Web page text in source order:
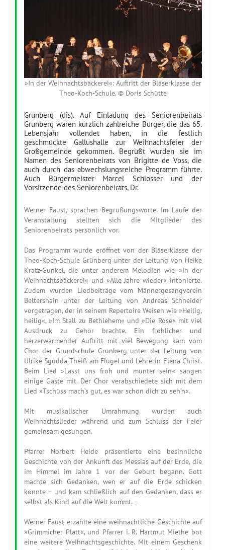
»In der Weihnachtsbäckerei«: Auftritt der Bläserklasse der
Theo-Koch-Schule. © Doris Schütte
Grünberg (dis). Auf Einladung des Seniorenbeirats
Grünberg waren kürzlich zahlreiche Bürger, die das 65.
Lebensjahr vollendet haben, in die festlich
geschmückte Gallushalle zur Weihnachtsfeier der
Großgemeinde gekommen. Begrüßt wurden sie im
Namen des Seniorenbeirats von Brigitte de Voss, die
auch durch das abwechslungsreiche Programm führte.
Auch Bürgermeister Marcel Schlosser und der
Vorsitzende des Seniorenbeirats, Dr.
Werner Faust, sprachen Begrüßungsworte. Im Laufe der
Veranstaltung stellten sich die Mitglieder des
Seniorenbeirats persönlich vor.
Das Programm wurde eröffnet von der Bläserklasse der
Theo-Koch-Schule Grünberg unter der Leitung von Heike
Kratz-Gunkel, die unter anderem Melodien wie »In der
Weihnachtsbäckerei« und »Alle Jahre wieder« intonierte.
Zudem wurden Liedbeiträge vom Männergesangverein
Beltershain unter der Leitung von Andreas Schneider
vorgetragen, der in seinem Repertoire Weisen wie »Heilig,
heilig«, »Im Stall zu Bethlehem« und »Die Rose« mit viel
Ausdruck zu Gehör brachte. Ein fröhlicher und
herzerwärmender Auftritt mit viel Bewegung kam vom
Chor der Grundschule Grünberg unter der Leitung von
Ulrike Sgodda-Theiß am Flügel und Lehrerin Elena Christ.
Beim Lied »Lasst uns froh und munter sein« sangen
einige Gäste mit. Der Chor verabschiedete sich mit dem
Lied »Tschüss mach’s gut, es war schön dich zu seh’n«.
Mit musikalischer Umrahmung wurden auch
Weihnachtslieder während und zum Schluss der Feier
gemeinsam gesungen.
Pfarrer Norbert Heide präsentierte eine besinnliche
Geschichte von der Ankunft des Messias auf der Erde, die
im Himmel im Jahre 1 vor der Geburt begann. Gott
machte sich Gedanken, wen er auf die Erde schicken
könnte – und kam schließlich auf den Gedanken, dass er
selbst als Kind auf die Welt kommt. –
Werner Faust erzählte eine weihnachtliche Geschichte auf
»Grimmicher Platt«, und Pfarrer i. R. Hartmut Miethe bot
eine weitere Weihnachtsgeschichte. Mit einem Geschenk